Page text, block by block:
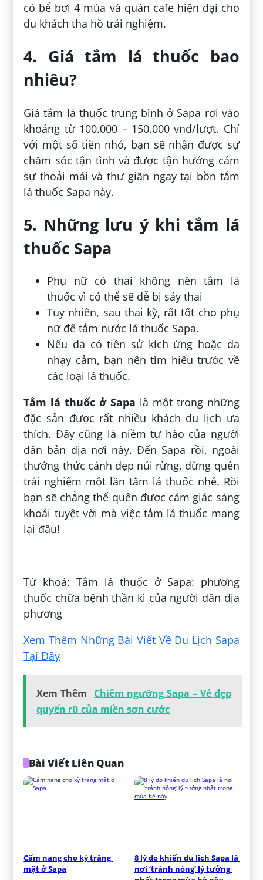
có bể bơi 4 mùa và quán cafe hiện đại cho
du khách tha hồ trải nghiệm.
4. Giá tắm lá thuốc bao
nhiêu?
Giá tắm lá thuốc trung bình ở Sapa rơi vào
khoảng từ 100.000 – 150.000 vnđ/lượt. Chỉ
với một số tiền nhỏ, bạn sẽ nhận được sự
chăm sóc tận tình và được tận hưởng cảm
sự thoải mái và thư giãn ngay tại bồn tắm
lá thuốc Sapa này.
5. Những lưu ý khi tắm lá
thuốc Sapa
Phụ nữ có thai không nên tắm lá
thuốc vì có thể sẽ dễ bị sảy thai
Tuy nhiên, sau thai kỳ, rất tốt cho phụ
nữ để tắm nước lá thuốc Sapa.
Nếu da có tiền sử kích ứng hoặc da
nhạy cảm, bạn nên tìm hiểu trước về
các loại lá thuốc.
Tắm lá thuốc ở Sapa là một trong những
đặc sản được rất nhiều khách du lịch ưa
thích. Đây cũng là niềm tự hào của người
dân bản địa nơi này. Đến Sapa rồi, ngoài
thưởng thức cảnh đẹp núi rừng, đừng quên
trải nghiệm một lần tắm lá thuốc nhé. Rồi
bạn sẽ chẳng thể quên được cảm giác sảng
khoái tuyệt vời mà việc tắm lá thuốc mang
lại đâu!
Từ khoá: Tắm lá thuốc ở Sapa: phương
thuốc chữa bệnh thần kì của người dân địa
phương
Xem Thêm Những Bài Viết Về Du Lịch Sapa
Tại Đây
Xem Thêm
Chiêm ngưỡng Sapa – Vẻ đẹp
quyến rũ của miền sơn cước
Bài Viết Liên Quan
Cẩm nang cho kỳ trăng
mật ở Sapa
8 lý do khiến du lịch Sapa là
nơi ‘tránh nóng’ lý tưởng